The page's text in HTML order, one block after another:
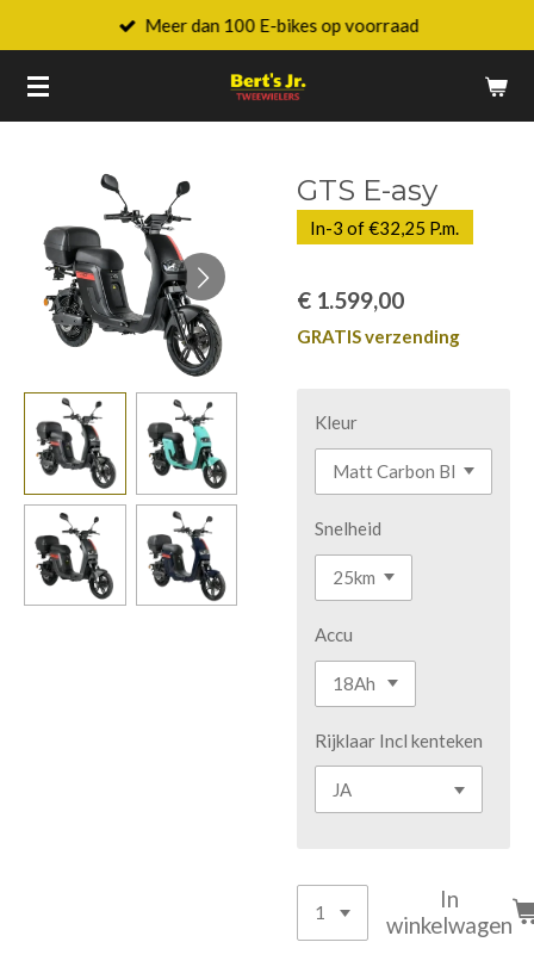
naar
de
Meer dan 100 E-bikes op voorraad
GTS E-asy
In-3 of €32,25 P.m.
€ 1.599,00
GRATIS verzending
Kleur
Snelheid
Accu
Rijklaar Incl kenteken
In
winkelwagen